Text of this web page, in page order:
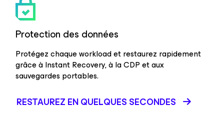
Protection des données
Protégez chaque workload et restaurez rapidement
grâce à Instant Recovery, à la CDP et aux
sauvegardes portables.
RESTAUREZ EN QUELQUES SECONDES